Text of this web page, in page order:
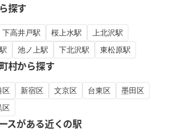
探す
下高井戸駅 桜上水駅
上北沢駅
池ノ上駅 下北沢駅 東松原駅
村から探す
区 新宿区 文京区 台東区
墨田区
区
スがある近くの駅